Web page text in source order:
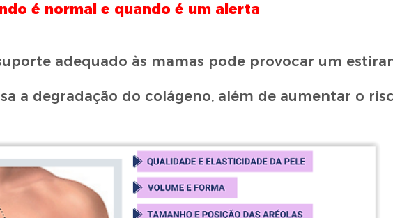
é normal e quando é um alerta
adequado às mamas pode provocar um
a degradação do colágeno, além de aumentar o